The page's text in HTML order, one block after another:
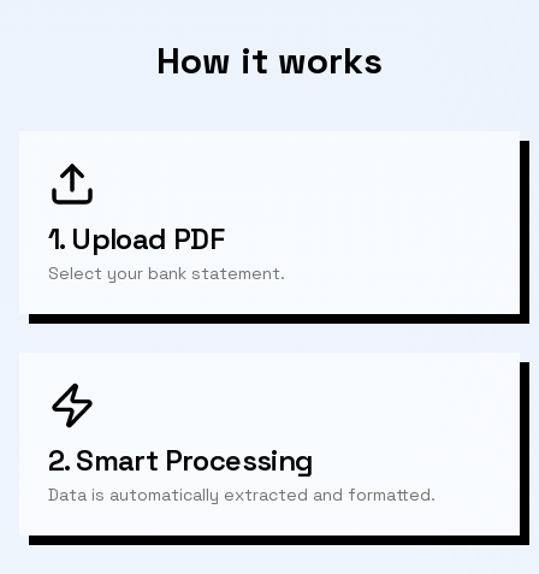
How it works
1. Upload PDF
Select your bank statement.
2.Smart Processing
Data is automatically extracted and formatted.